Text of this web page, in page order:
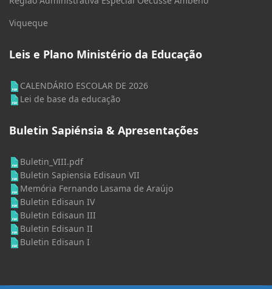
Viqueque
Leis e Plano Ministério da Educação
CALENDÁRIO ESCOLAR DE 2026
Lei de base da educação
Buletin Sapiénsia & Apresentações
Buletin_VIII.pdf
Buletin Sapiensia Edisaun VII
Memória Fernando Lasama de Araújo
Buletin Edisaun IV
Buletin Edisaun III
Buletin Edisaun II
Buletin Edisaun I